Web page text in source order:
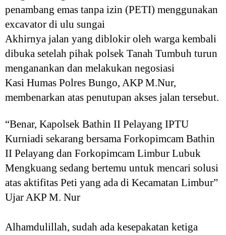
penambang emas tanpa izin (PETI) menggunakan
excavator di ulu sungai
Akhirnya jalan yang diblokir oleh warga kembali
dibuka setelah pihak polsek Tanah Tumbuh turun
menganankan dan melakukan negosiasi
Kasi Humas Polres Bungo, AKP M.Nur,
membenarkan atas penutupan akses jalan tersebut.
“Benar, Kapolsek Bathin II Pelayang IPTU
Kurniadi sekarang bersama Forkopimcam Bathin
II Pelayang dan Forkopimcam Limbur Lubuk
Mengkuang sedang bertemu untuk mencari solusi
atas aktifitas Peti yang ada di Kecamatan Limbur”
Ujar AKP M. Nur
Alhamdulillah, sudah ada kesepakatan ketiga